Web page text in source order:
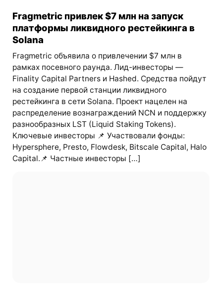
Fragmetric привлек $7 млн на запуск
платформы ликвидного рестейкинга в
Solana
Fragmetric объявила о привлечении $7 млн в
рамках посевного раунда. Лид-инвесторы —
Finality Capital Partners и Hashed. Средства пойдут
на создание первой станции ликвидного
рестейкинга в сети Solana. Проект нацелен на
распределение вознаграждений NCN и поддержку
разнообразных LST (Liquid Staking Tokens).
Ключевые инвесторы 📌 Участвовали фонды:
Hypersphere, Presto, Flowdesk, Bitscale Capital, Halo
Capital.📌 Частные инвесторы […]